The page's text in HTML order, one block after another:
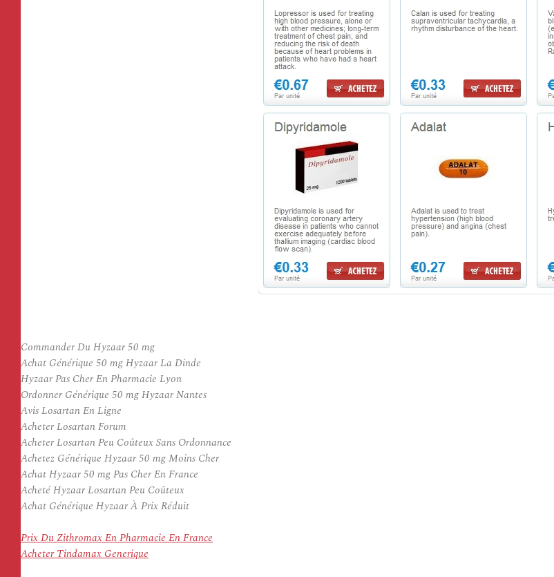
Commander Du Hyzaar 50 mg
Achat Générique 50 mg Hyzaar La Dinde
Hyzaar Pas Cher En Pharmacie Lyon
Ordonner Générique 50 mg Hyzaar Nantes
Avis Losartan En Ligne
Acheter Losartan Forum
Acheter Losartan Peu Coûteux Sans Ordonnance
Achetez Générique Hyzaar 50 mg Moins Cher
Achat Hyzaar 50 mg Pas Cher En France
Acheté Hyzaar Losartan Peu Coûteux
Achat Générique Hyzaar À Prix Réduit
Prix Du Zithromax En Pharmacie En France
Acheter Tindamax Generique